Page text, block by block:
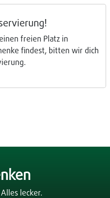
lecker.
freien Platz in
findest, bitten wir dich